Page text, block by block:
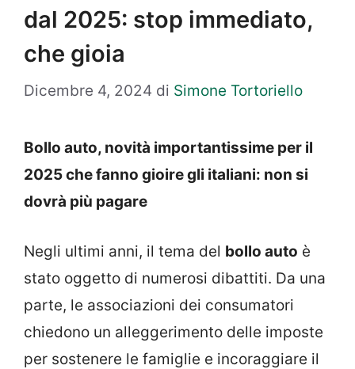
dal 2025: stop immediato,
che gioia
Dicembre 4, 2024 di Simone Tortoriello
Bollo auto, novità importantissime per il
2025 che fanno gioire gli italiani: non si
dovrà più pagare
Negli ultimi anni, il tema del bollo auto è
stato oggetto di numerosi dibattiti. Da una
parte, le associazioni dei consumatori
chiedono un alleggerimento delle imposte
per sostenere le famiglie e incoraggiare il